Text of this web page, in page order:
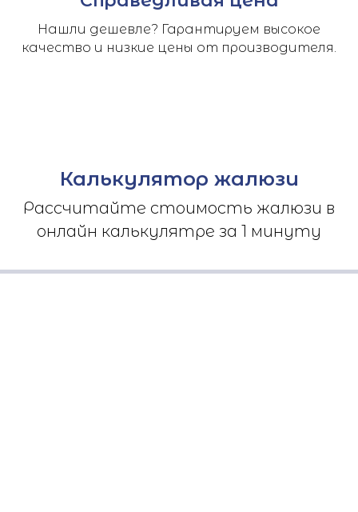
Нашли дешевле? Гарантируем высокое
качество и низкие цены от производителя.
Калькулятор жалюзи
Рассчитайте стоимость жалюзи в
онлайн калькулятре за 1 минуту